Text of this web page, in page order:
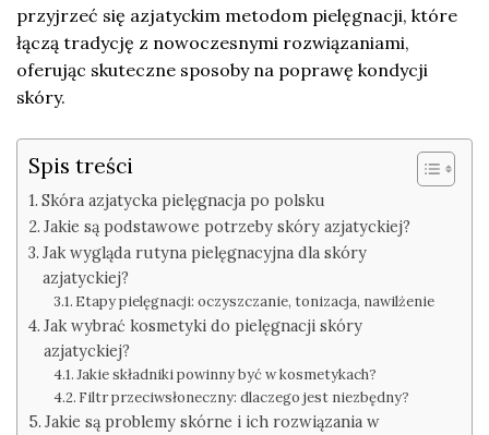
przyjrzeć się azjatyckim metodom pielęgnacji, które
łączą tradycję z nowoczesnymi rozwiązaniami,
oferując skuteczne sposoby na poprawę kondycji
skóry.
Spis treści
Skóra azjatycka pielęgnacja po polsku
Jakie są podstawowe potrzeby skóry azjatyckiej?
Jak wygląda rutyna pielęgnacyjna dla skóry
azjatyckiej?
Etapy pielęgnacji: oczyszczanie, tonizacja, nawilżenie
Jak wybrać kosmetyki do pielęgnacji skóry
azjatyckiej?
Jakie składniki powinny być w kosmetykach?
Filtr przeciwsłoneczny: dlaczego jest niezbędny?
Jakie są problemy skórne i ich rozwiązania w